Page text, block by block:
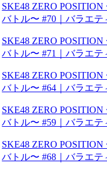
SKE48 ZERO
バトル〜 #70｜バラエ
SKE48 ZERO
バトル〜 #71｜バラエ
SKE48 ZERO
バトル〜 #64｜バラエ
SKE48 ZERO
バトル〜 #59｜バラエ
SKE48 ZERO
バトル〜 #68｜バラエ